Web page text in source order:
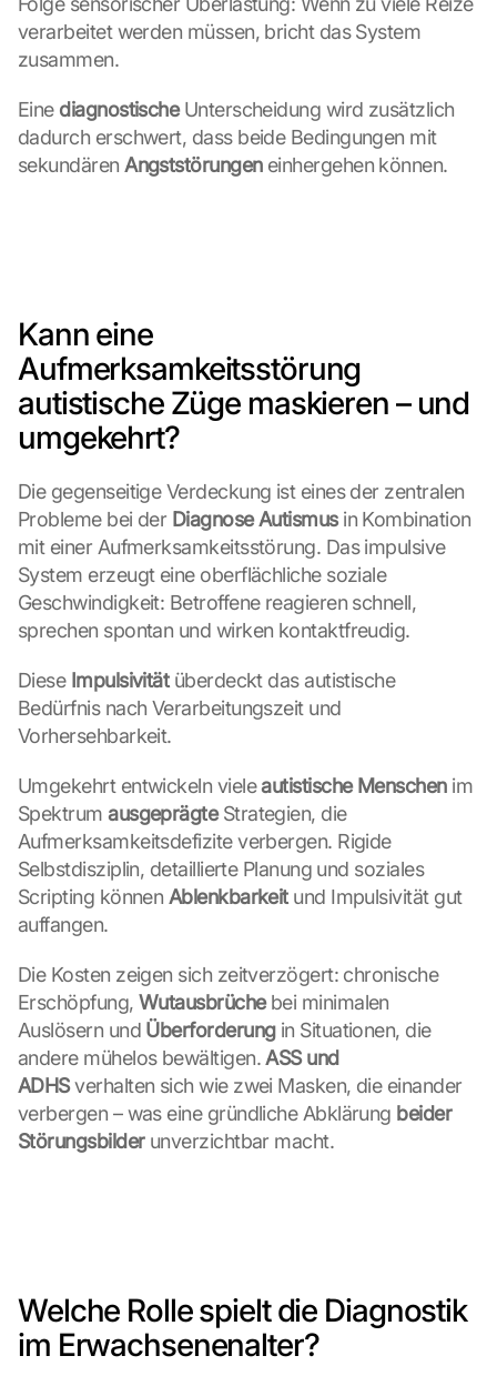
verarbeitet werden müssen, bricht das System
zusammen.
Eine diagnostische Unterscheidung wird zusätzlich
dadurch erschwert, dass beide Bedingungen mit
sekundären Angststörungen einhergehen können.
Kann eine
Aufmerksamkeitsstörung
autistische Züge maskieren – und
umgekehrt?
Die gegenseitige Verdeckung ist eines der zentralen
Probleme bei der Diagnose Autismus in Kombination
mit einer Aufmerksamkeitsstörung. Das impulsive
System erzeugt eine oberflächliche soziale
Geschwindigkeit: Betroffene reagieren schnell,
sprechen spontan und wirken kontaktfreudig.
Diese Impulsivität überdeckt das autistische
Bedürfnis nach Verarbeitungszeit und
Vorhersehbarkeit.
Umgekehrt entwickeln viele autistische Menschen im
Spektrum ausgeprägte Strategien, die
Aufmerksamkeitsdefizite verbergen. Rigide
Selbstdisziplin, detaillierte Planung und soziales
Scripting können Ablenkbarkeit und Impulsivität gut
auffangen.
Die Kosten zeigen sich zeitverzögert: chronische
Erschöpfung, Wutausbrüche bei minimalen
Auslösern und Überforderung in Situationen, die
andere mühelos bewältigen. ASS und
ADHS verhalten sich wie zwei Masken, die einander
verbergen – was eine gründliche Abklärung beider
Störungsbilder unverzichtbar macht.
Welche Rolle spielt die Diagnostik
im Erwachsenenalter?